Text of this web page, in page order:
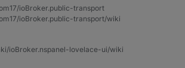
ioBroker.public-transport
ioBroker.public-transport/wiki
ioBroker.nspanel-lovelace-ui/wiki